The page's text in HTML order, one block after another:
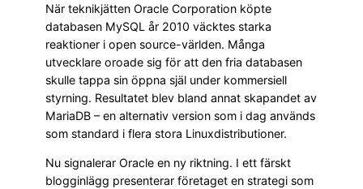
När teknikjätten Oracle Corporation köpte
databasen MySQL år 2010 väcktes starka
reaktioner i open source-världen. Många
utvecklare oroade sig för att den fria databasen
skulle tappa sin öppna själ under kommersiell
styrning. Resultatet blev bland annat skapandet av
MariaDB – en alternativ version som i dag används
som standard i flera stora Linuxdistributioner.
Nu signalerar Oracle en ny riktning. I ett färskt
blogginlägg presenterar företaget en strategi som